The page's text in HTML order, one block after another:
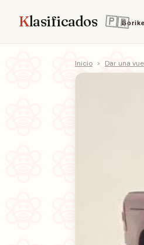
Klasificados
Inicio > Dar una